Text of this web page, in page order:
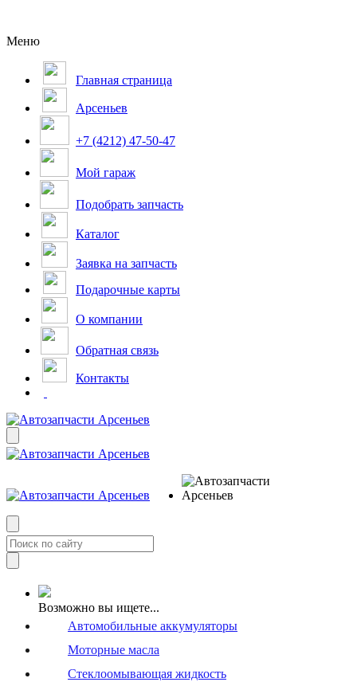
Меню
Главная страница
Арсеньев
+7 (4212) 47-50-47
Мой гараж
Подобрать запчасть
Каталог
Заявка на запчасть
Подарочные карты
О компании
Обратная связь
Контакты
Возможно вы ищете...
Автомобильные аккумуляторы
Моторные масла
Стеклоомывающая жидкость